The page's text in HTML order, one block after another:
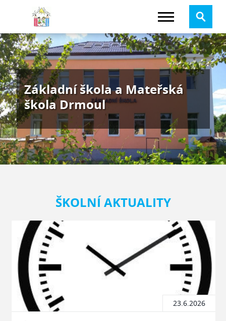
Základní škola a Mateřská
škola Drmoul
ŠKOLNÍ AKTUALITY
23.6.2026